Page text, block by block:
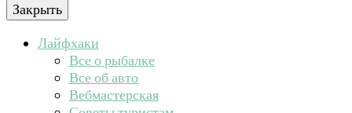
Закрыть
Лайфхаки
Все о рыбалке
Все об авто
Вебмастерская